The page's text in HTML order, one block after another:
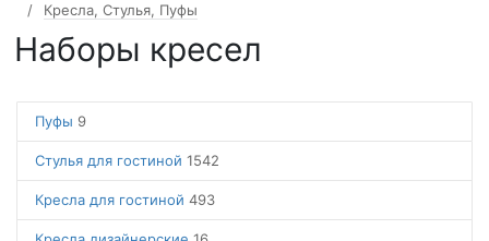
Кресла, Стулья, Пуфы
Наборы кресел
Пуфы 9
Стулья для гостиной 1542
Кресла для гостиной 493